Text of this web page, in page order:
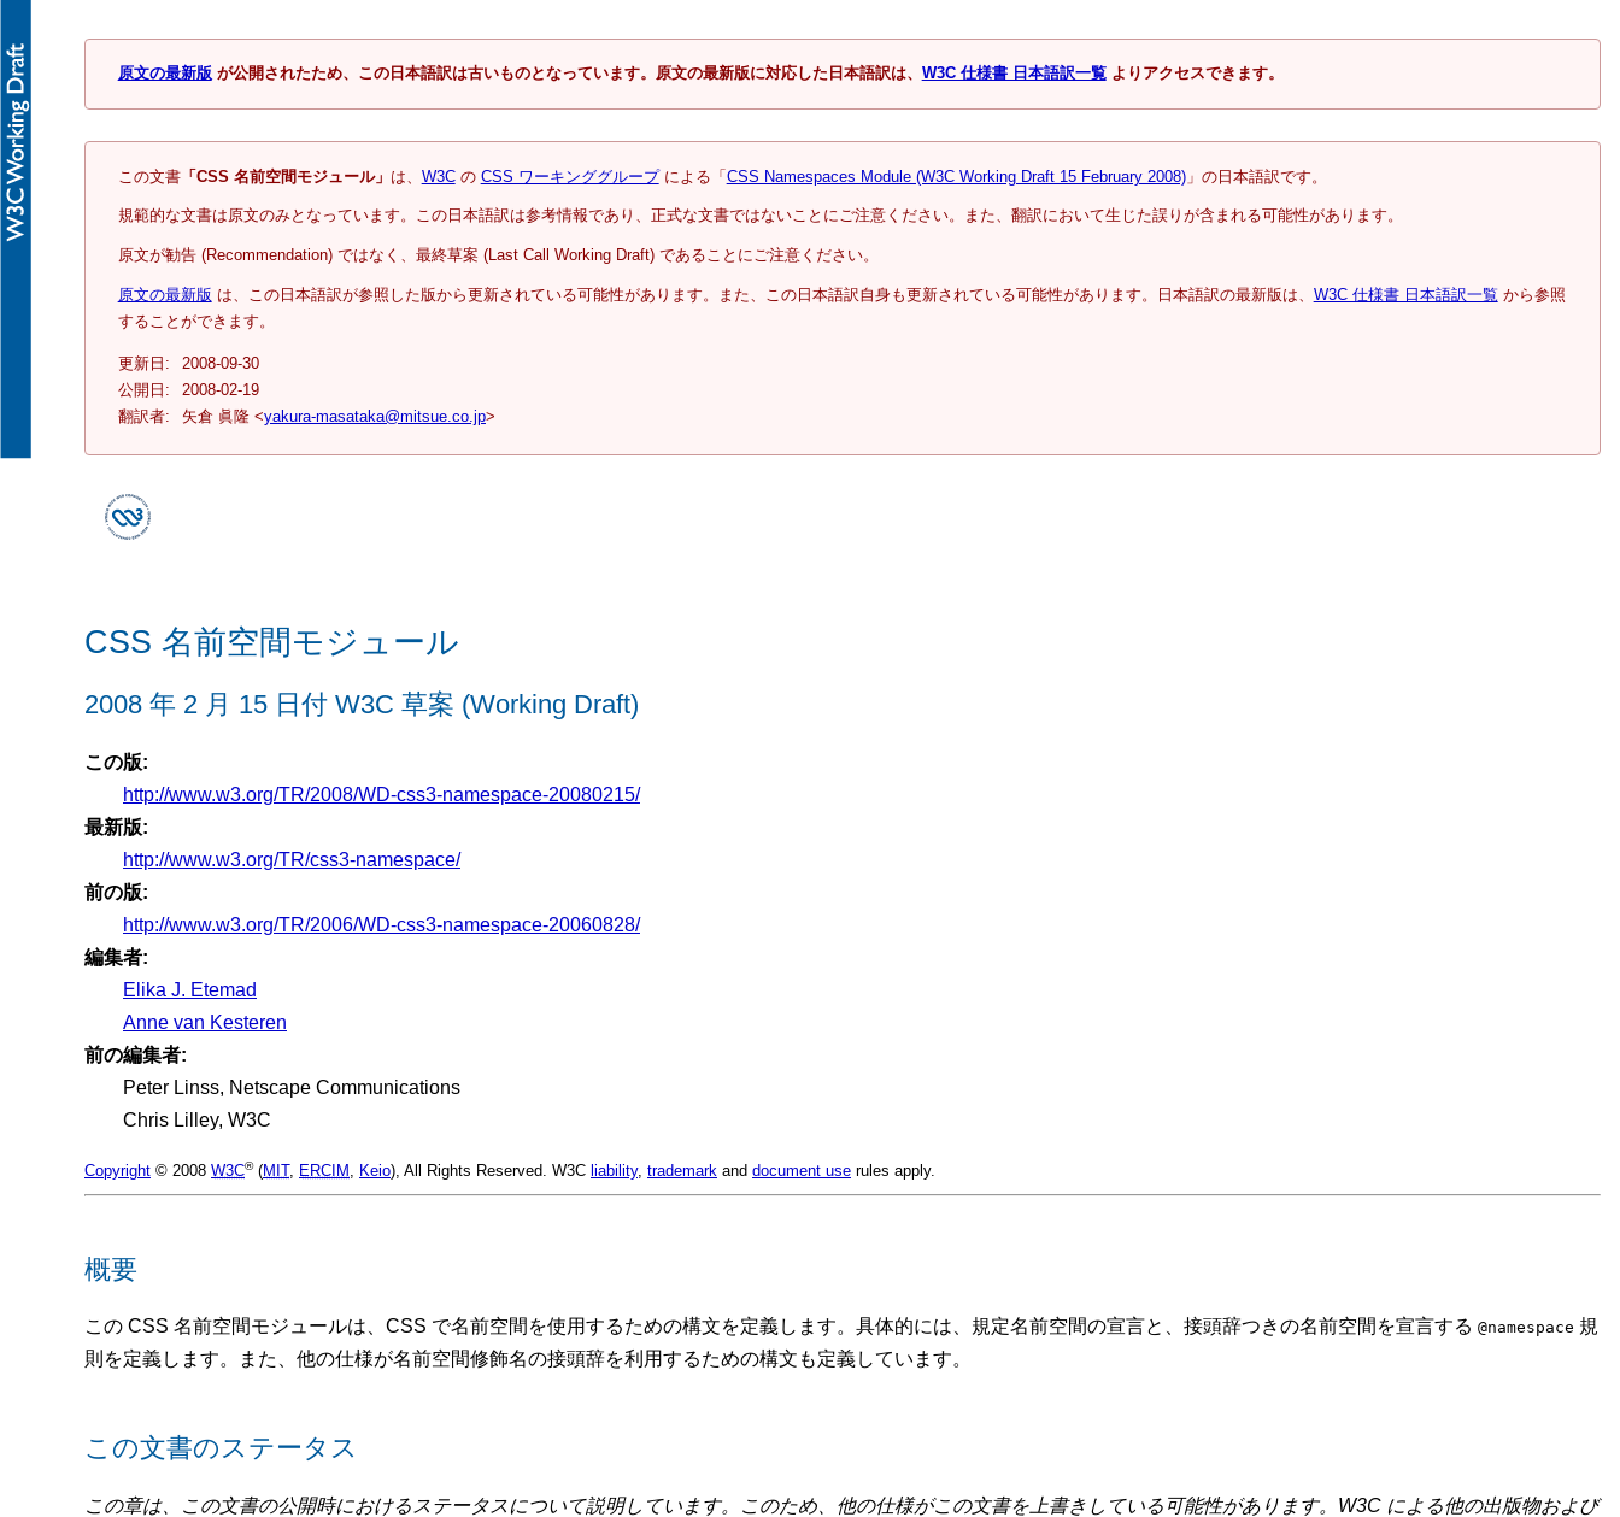
原文の最新版が公開されたため、この日本語訳は古いものとなっています。原文の最新版に対応した日本語訳は、 W3C 仕様書 日本語訳一覧よりアクセスできます。
この文書「CSS 名前空間モジュール」 は、 W3Cの CSS ワーキンググループによる「CSS Namespaces Module (W3C Working Draft 15 February 2008)」の日本語訳です。
規範的な文書は原文のみとなっています。この日本語訳は参考情報であり、正式な文書ではないことにご注意ください。また、翻訳において生じた誤りが含まれる可能性があります。
原文が勧告 (Recommendation) ではなく、最終草案 (Last Call Working Draft) であることにご注意ください。
原文の最新版 は、この日本語訳が参照した版から更新されている可能性があります。また、この日本語訳自身も更新されている可能性があります。日本語訳の最新版は、 W3C 仕様書 日本語訳一覧 から参照
することができます。
更新日:
2008-09-30
公開日:
2008-02-19
翻訳者:
矢倉 眞隆<yakura-masataka@mitsue.co.jp>
CSS 名前空間モジュール
2008 年 2 月 15 日付 W3C 草案 (Working Draft)
この版:
http://www.w3.org/TR/2008/WD-css3-namespace-20080215/
最新版:
http://www.w3.org/TR/css3-namespace/
前の版:
http://www.w3.org/TR/2006/WD-css3-namespace-20060828/
編集者:
Elika J. Etemad
Anne van Kesteren
前の編集者:
Peter Linss, Netscape Communications
Chris Lilley, W3C
Copyright © 2008 W3C®(MIT, ERCIM , Keio), All Rights Reserved. W3C liability, trademark and document use rules apply.
概要
この CSS 名前空間モジュールは、CSS で名前空間を使用するための構文を定義します。具体的には、規定名前空間の宣言と、接頭辞つきの名前空間を宣言する @namespace 規
則を定義します。また、他の仕様が名前空間修飾名の接頭辞を利用するための構文も定義しています。
この文書のステータス
この章は、この文書の公開時におけるステータスについて説明しています。このため、他の仕様がこの文書を上書きしている可能性があります。W3C による他の出版物および